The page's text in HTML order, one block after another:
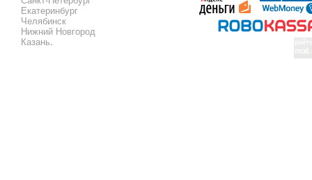
Екатеринбург
Челябинск
Нижний Новгород
Казань.